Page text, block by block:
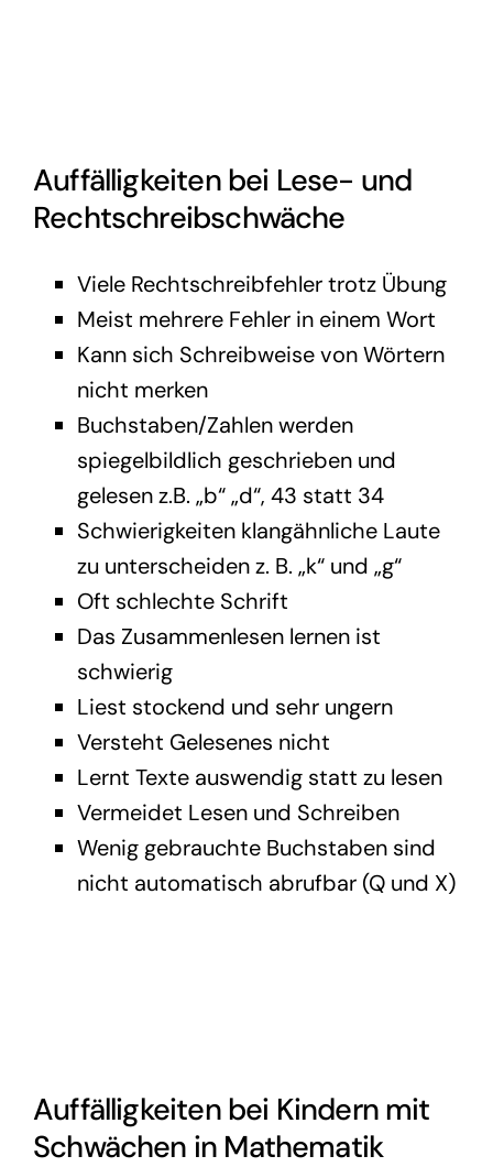
Auffälligkeiten bei Lese- und
Rechtschreibschwäche
Viele Rechtschreibfehler trotz Übung
Meist mehrere Fehler in einem Wort
Kann sich Schreibweise von Wörtern
nicht merken
Buchstaben/Zahlen werden
spiegelbildlich geschrieben und
gelesen z.B. „b“ „d“, 43 statt 34
Schwierigkeiten klangähnliche Laute
zu unterscheiden z. B. „k“ und „g“
Oft schlechte Schrift
Das Zusammenlesen lernen ist
schwierig
Liest stockend und sehr ungern
Versteht Gelesenes nicht
Lernt Texte auswendig statt zu lesen
Vermeidet Lesen und Schreiben
Wenig gebrauchte Buchstaben sind
nicht automatisch abrufbar (Q und X)
Auffälligkeiten bei Kindern mit
Schwächen in Mathematik